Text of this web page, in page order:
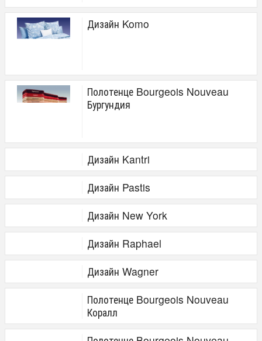
Дизайн Komo
Полотенце Bourgeois Nouveau
Бургундия
Дизайн Kantri
Дизайн Pastis
Дизайн New York
Дизайн Raphael
Дизайн Wagner
Полотенце Bourgeois Nouveau
Коралл